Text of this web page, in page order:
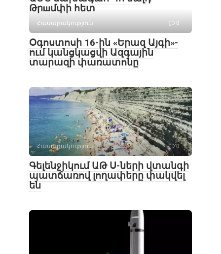
Թրшմփի հետ
Հասարակություն 0
Օգոստոսի 16-ին «Երազ Այգի»-
ում կանցկացվի Ազգային
տարազի փառատոնը
Հասարակություն 0
Գելենջիկում ԱԹ Ս-ների վտանգի
պատճառով լողափերը փակվել
են